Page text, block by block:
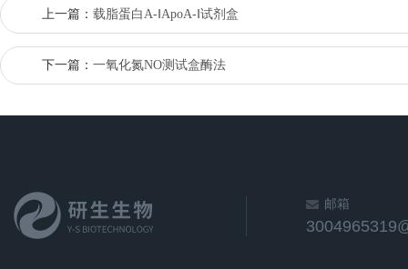
上一篇： 载脂蛋白A-ⅠApoA-Ⅰ试剂盒
下一篇： 一氧化氮NO测试盒酶法
邮箱